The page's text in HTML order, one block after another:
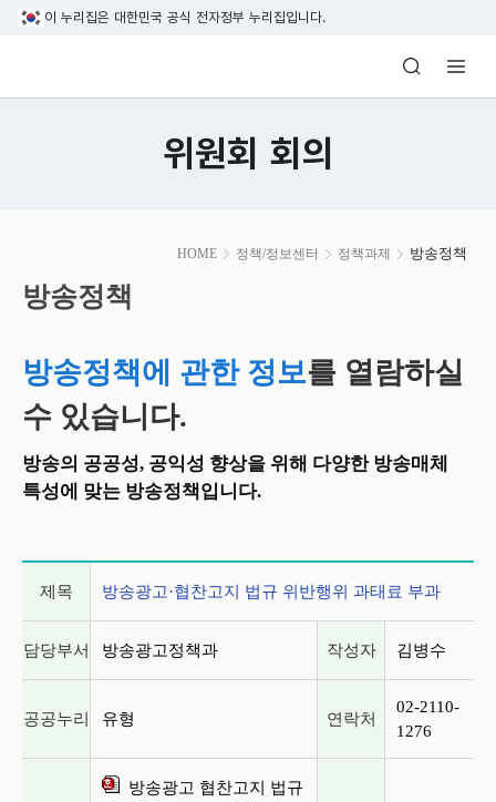
본문 바로가기
이 누리집은 대한민국 공식 전자정부 누리집입니다.
방송미디어통신위원회 Korea Media
위원회 회의
HOME 정책/정보센터 정책과제 방송정책
시
작
방송정책
방송정책에 관한 정보를 열람하실
수 있습니다.
방송의 공공성, 공익성 향상을 위해 다양한 방송매체
특성에 맞는 방송정책입니다.
제목 방송광고·협찬고지 법규 위반행위 과태료 부과
담당부서 방송광고정책과 작성자 김병수
공공누리 유형 연락처
02-2110-
1276
방송광고 협찬고지 법규